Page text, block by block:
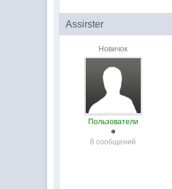
Assirster
Новичок
Пользователи
6 сообщений